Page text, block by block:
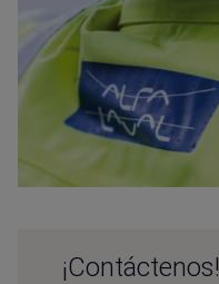
¡Contáctenos!